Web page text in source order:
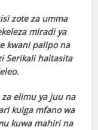
zote za umma
miradi ya
kwani palipo na
Serikali haitasita
elimu ya juu na
kuiga mfano wa
kuwa mahiri na